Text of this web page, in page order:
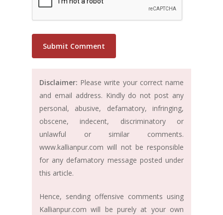
Disclaimer: Please write your correct name
and email address. Kindly do not post any
personal, abusive, defamatory, infringing,
obscene, indecent, discriminatory or
unlawful or similar comments.
www.kallianpur.com will not be responsible
for any defamatory message posted under
this article.
Hence, sending offensive comments using
Kallianpur.com will be purely at your own